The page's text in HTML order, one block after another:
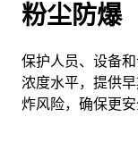
粉尘防爆
保护人员、设备
浓度水平，提供
炸风险，确保更安